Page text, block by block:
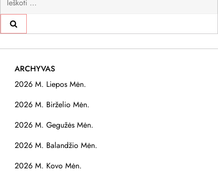
ARCHYVAS
2026 M. Liepos Mėn.
2026 M. Birželio Mėn.
2026 M. Gegužės Mėn.
2026 M. Balandžio Mėn.
2026 M. Kovo Mėn.